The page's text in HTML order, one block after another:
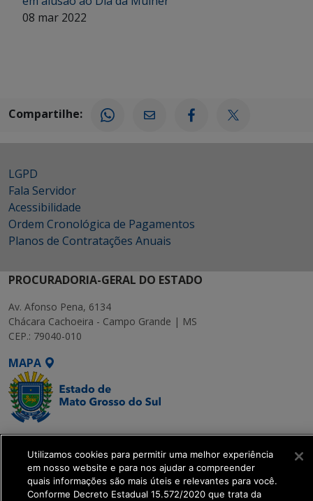
08 mar 2022
Compartilhe:
LGPD
Fala Servidor
Acessibilidade
Ordem Cronológica de Pagamentos
Planos de Contratações Anuais
PROCURADORIA-GERAL DO ESTADO
Av. Afonso Pena, 6134
Chácara Cachoeira - Campo Grande | MS
CEP.: 79040-010
MAPA
SETDIG | Secretaria-
Executiva de
Transformação Digital
Utilizamos cookies para permitir uma melhor experiência
em nosso website e para nos ajudar a compreender
quais informações são mais úteis e relevantes para você.
Conforme Decreto Estadual 15.572/2020 que trata da